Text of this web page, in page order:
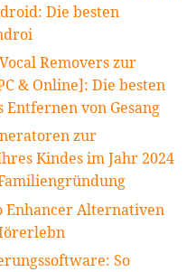
Die besten
Removers zur
& Online]: Die besten
von Gesang
zur
Kindes im Jahr 2024
Enhancer Alternativen
So